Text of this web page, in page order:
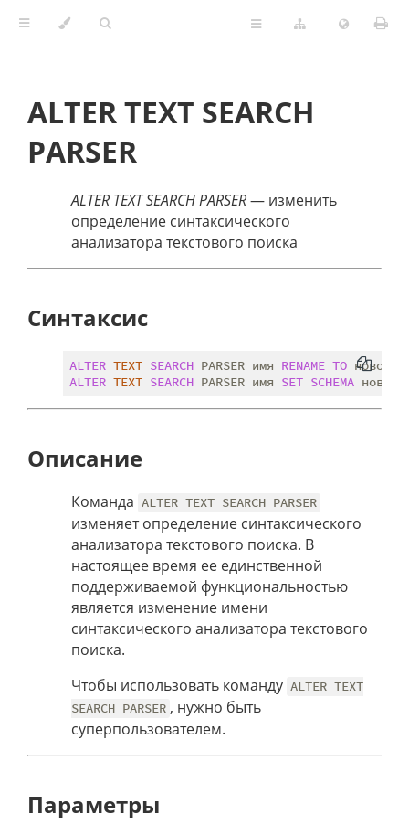
ALTER TEXT SEARCH
PARSER
ALTER TEXT SEARCH PARSER— изменить
определение синтаксического
анализатора текстового поиска
Синтаксис
ALTER TEXT SEARCH PARSER имя RENAME TO
ALTER TEXT SEARCH PARSER имя SET SCHEMA
Описание
Команда ALTER TEXT SEARCH PARSER
изменяет определение синтаксического
анализатора текстового поиска. В
настоящее время ее единственной
поддерживаемой функциональностью
является изменение имени
синтаксического анализатора текстового
поиска.
Чтобы использовать команду ALTER TEXT
SEARCH PARSER , нужно быть
суперпользователем.
Параметры